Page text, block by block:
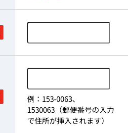
例：153-0063、
1530063（郵便番号の入力
で住所が挿入されます）